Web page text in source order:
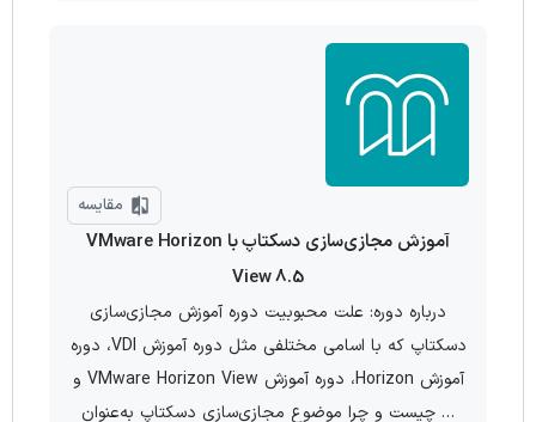
مقایسه
آموزش مجازی‌سازی دسکتاپ با VMware Horizon
View 8.5
درباره دوره: علت محبوبیت دوره آموزش مجازی‌سازی
دسکتاپ که با اسامی مختلفی مثل دوره آموزش VDI، دوره
آموزش Horizon، دوره آموزش VMware Horizon View و
… چیست و چرا موضوع مجازی‌سازی دسکتاپ به‌عنوان